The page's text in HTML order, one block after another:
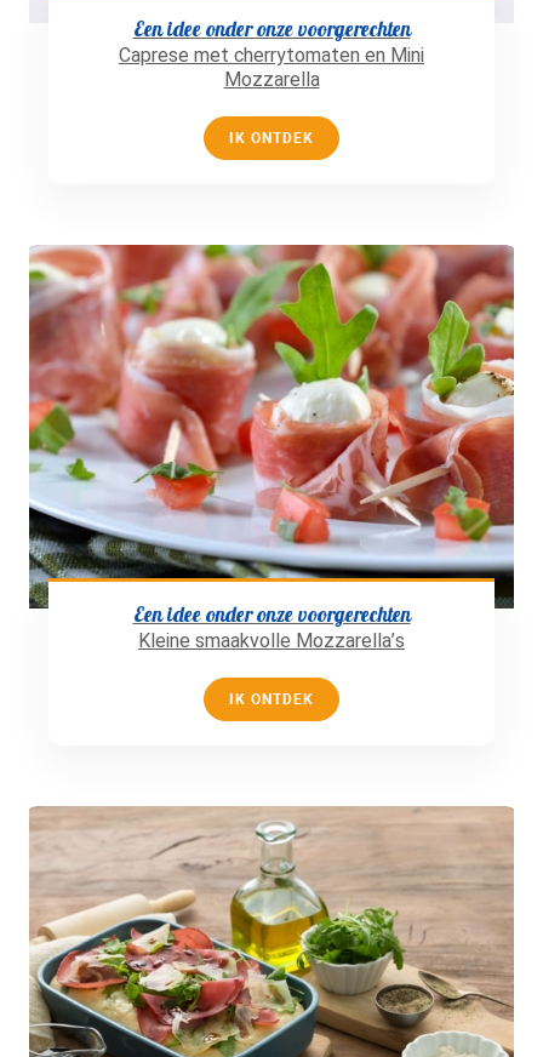
Een idee onder onze voorgerechten
Caprese met cherrytomaten en Mini
Mozzarella
IK ONTDEK
Een idee onder onze voorgerechten
Kleine smaakvolle Mozzarella’s
IK ONTDEK